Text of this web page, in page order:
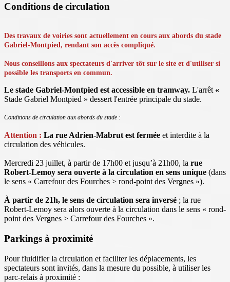
Conditions de circulation
Des travaux de voiries sont actuellement en cours aux abords du stade
Gabriel-Montpied, rendant son accès compliqué.
Nous conseillons aux spectateurs d'arriver tôt sur le site et d'utiliser si
possible les transports en commun.
Le stade Gabriel-Montpied est accessible en tramway. L'arrêt «
Stade Gabriel Montpied » dessert l'entrée principale du stade.
Conditions de circulation aux abords du stade :
Attention : La rue Adrien-Mabrut est fermée et interdite à la
circulation des véhicules.
Mercredi 23 juillet, à partir de 17h00 et jusqu’à 21h00, la rue
Robert-Lemoy sera ouverte à la circulation en sens unique (dans
le sens « Carrefour des Fourches > rond-point des Vergnes »).
À partir de 21h, le sens de circulation sera inversé ; la rue
Robert-Lemoy sera alors ouverte à la circulation dans le sens « rond-
point des Vergnes > Carrefour des Fourches ».
Parkings à proximité
Pour fluidifier la circulation et faciliter les déplacements, les
spectateurs sont invités, dans la mesure du possible, à utiliser les
parc-relais à proximité :